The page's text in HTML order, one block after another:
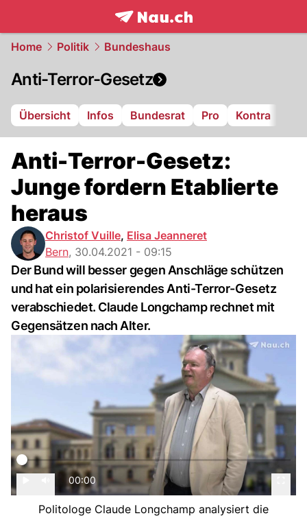
frontpage.NAU.ch
Home Politik Bundeshaus
Anti-Terror-Gesetz
Übersicht Infos Bundesrat Pro Kontra
Anti-Terror-Gesetz:
Junge fordern Etablierte
heraus
Christof Vuille, Elisa Jeanneret
Bern, 30.04.2021 - 09:15
Der Bund will besser gegen Anschläge schützen
und hat ein polarisierendes Anti-Terror-Gesetz
verabschiedet. Claude Longchamp rechnet mit
Gegensätzen nach Alter.
00:00
Politologe Claude Longchamp analysiert die